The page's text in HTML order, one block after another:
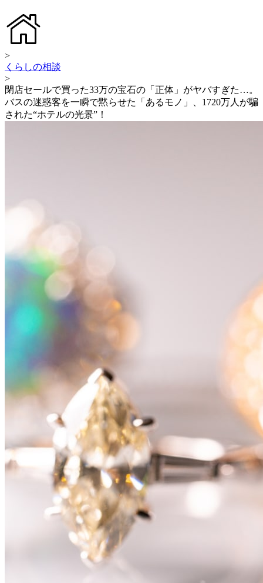
>
くらしの相談
>
閉店セールで買った33万の宝石の「正体」がヤバすぎた…。
バスの迷惑客を一瞬で黙らせた「あるモノ」、1720万人が騙
された“ホテルの光景”！